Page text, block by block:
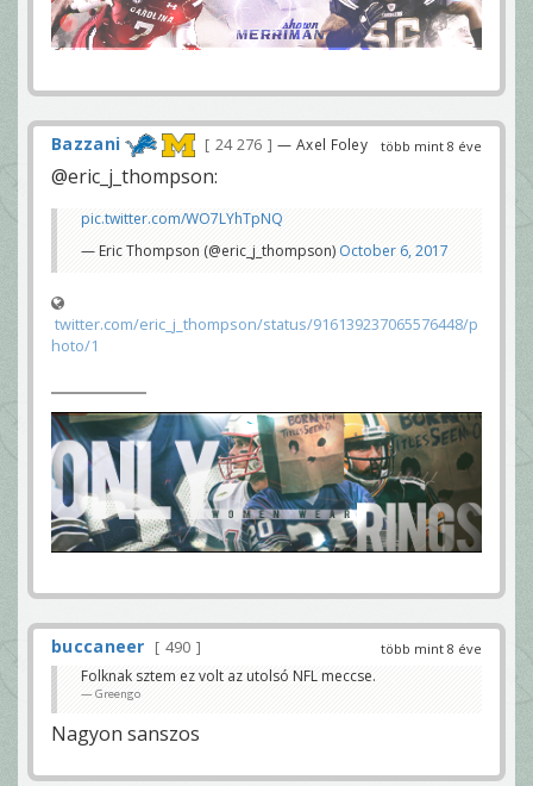
több mint 8 éve
Bazzani 24 276 — Axel Foley
@eric_j_thompson:
pic.twitter.com/WO7LYhTpNQ
— Eric Thompson (@eric_j_thompson)October 6, 2017
twitter.com/eric_j_thompson/status/916139237065576448/p
hoto/1
több mint 8 éve
buccaneer
490
Folknak sztem ez volt az utolsó NFL meccse.
Greengo
Nagyon sanszos